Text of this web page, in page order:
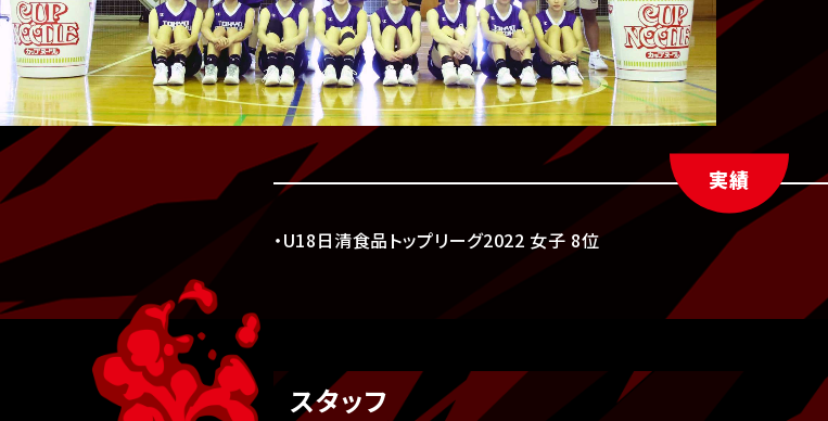
実績
・U18日清食品トップリーグ2022 女子 8位
スタッフ